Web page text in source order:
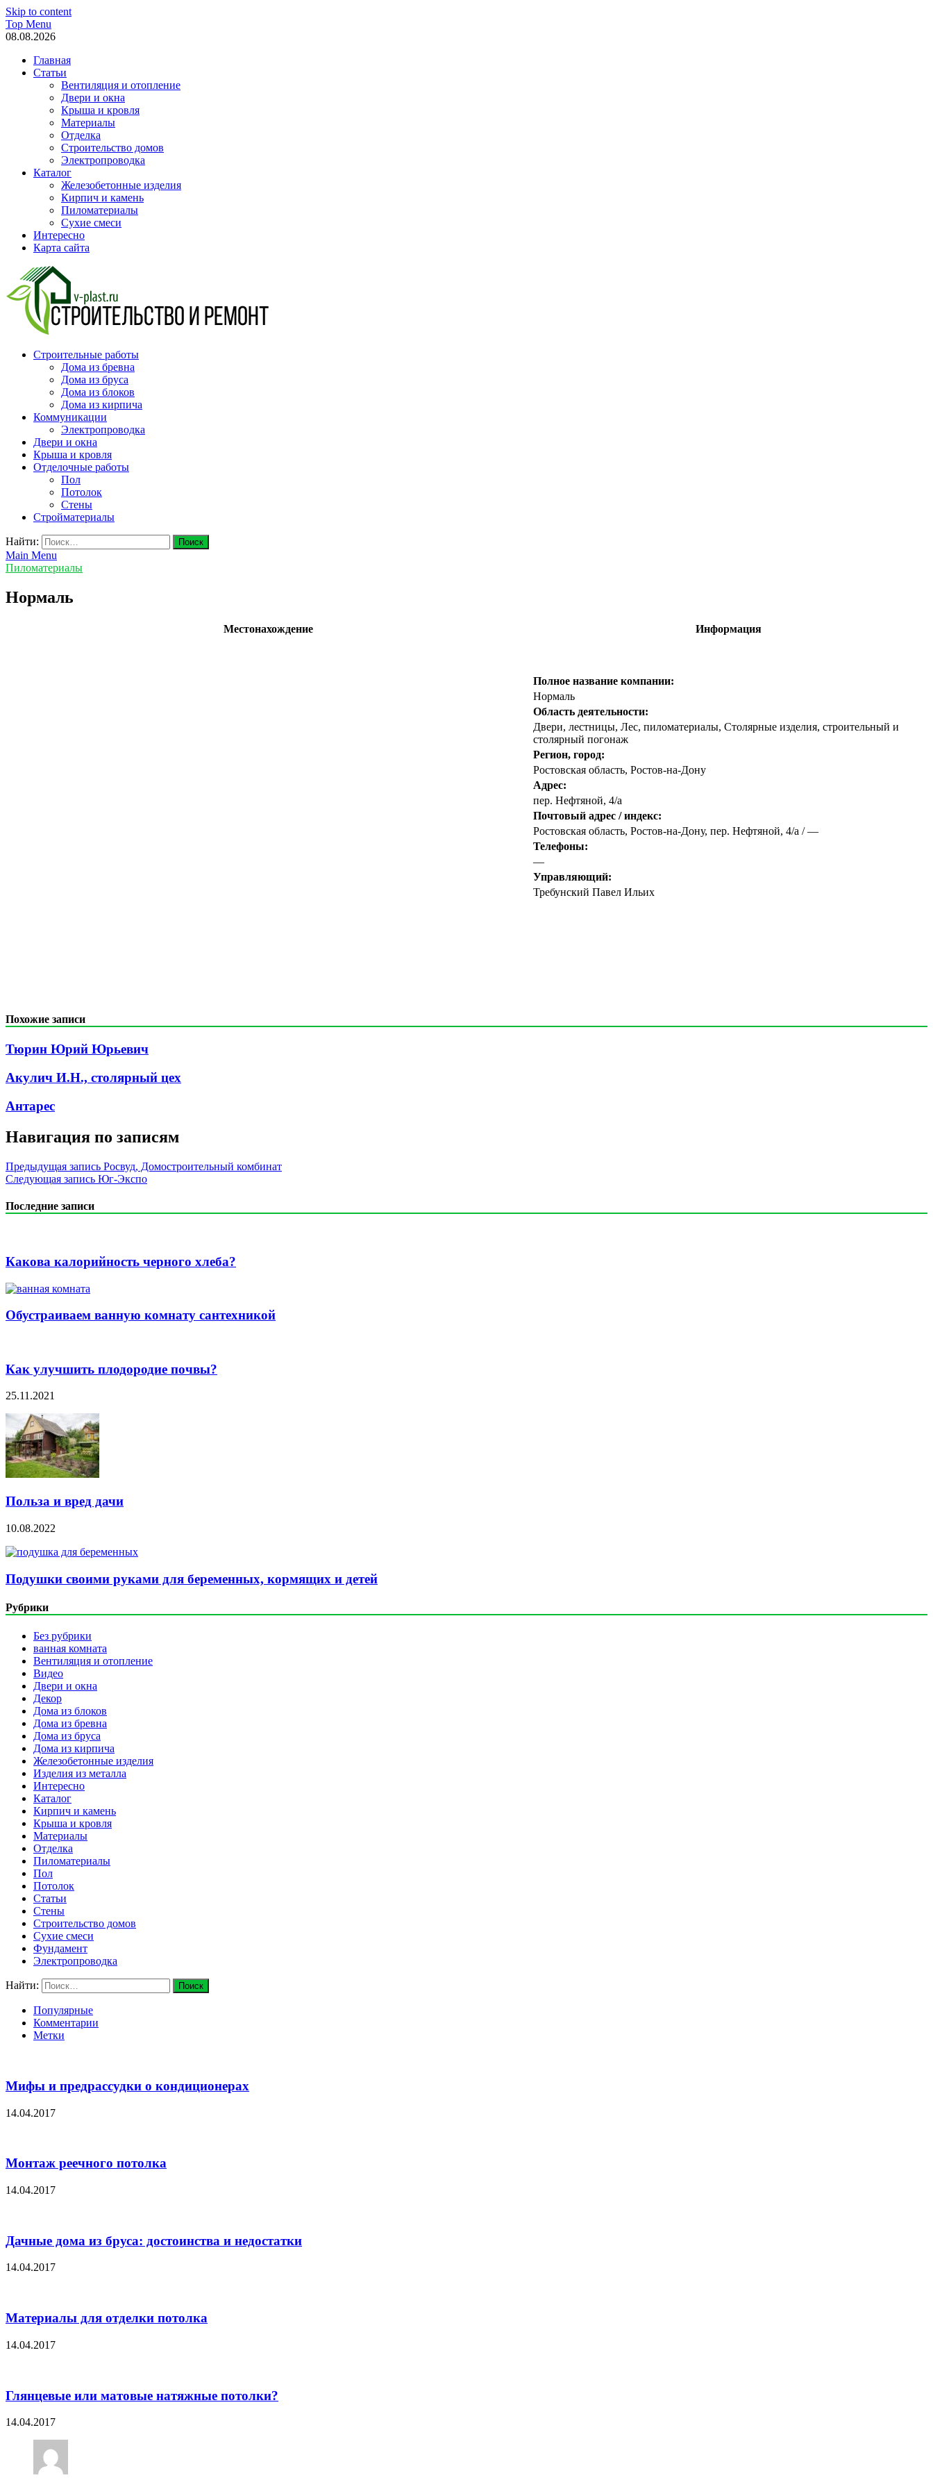
Skip to content
Top Menu
08.08.2026
Главная
Статьи
Вентиляция и отопление
Двери и окна
Крыша и кровля
Материалы
Отделка
Строительство домов
Электропроводка
Каталог
Железобетонные изделия
Кирпич и камень
Пиломатериалы
Сухие смеси
Интересно
Карта сайта
v-plast.ru Строительство и ремонт
Строительные работы
Дома из бревна
Дома из бруса
Дома из блоков
Дома из кирпича
Коммуникации
Электропроводка
Двери и окна
Крыша и кровля
Отделочные работы
Пол
Потолок
Стены
Стройматериалы
Найти:
Main Menu
Пиломатериалы
Нормаль
Местонахождение Информация
Полное название компании:
Нормаль
Область деятельности:
Двери, лестницы, Лес, пиломатериалы, Столярные изделия, строительный и
столярный погонаж
Регион, город:
Ростовская область, Ростов-на-Дону
Адрес:
пер. Нефтяной, 4/а
Почтовый адрес / индекс:
Ростовская область, Ростов-на-Дону, пер. Нефтяной, 4/а / —
Телефоны:
—
Управляющий:
Требунский Павел Ильиx
Похожие записи
Тюрин Юрий Юрьевич
Акулич И.Н., столярный цех
Антарес
Навигация по записям
Предыдущая запись Росвуд, Домостроительный комбинат
Следующая запись Юг-Экспо
Последние записи
Какова калорийность черного хлеба?
Обустраиваем ванную комнату сантехникой
Как улучшить плодородие почвы?
25.11.2021
Польза и вред дачи
10.08.2022
Подушки своими руками для беременных, кормящих и детей
Рубрики
Без рубрики
ванная комната
Вентиляция и отопление
Видео
Двери и окна
Декор
Дома из блоков
Дома из бревна
Дома из бруса
Дома из кирпича
Железобетонные изделия
Изделия из металла
Интересно
Каталог
Кирпич и камень
Крыша и кровля
Материалы
Отделка
Пиломатериалы
Пол
Потолок
Статьи
Стены
Строительство домов
Сухие смеси
Фундамент
Электропроводка
Найти:
Популярные
Комментарии
Метки
Мифы и предрассудки о кондиционерах
14.04.2017
Монтаж реечного потолка
14.04.2017
Дачные дома из бруса: достоинства и недостатки
14.04.2017
Материалы для отделки потолка
14.04.2017
Глянцевые или матовые натяжные потолки?
14.04.2017